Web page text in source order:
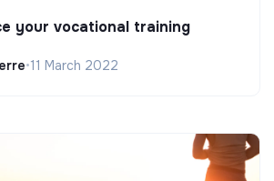
your vocational training
•11 March 2022